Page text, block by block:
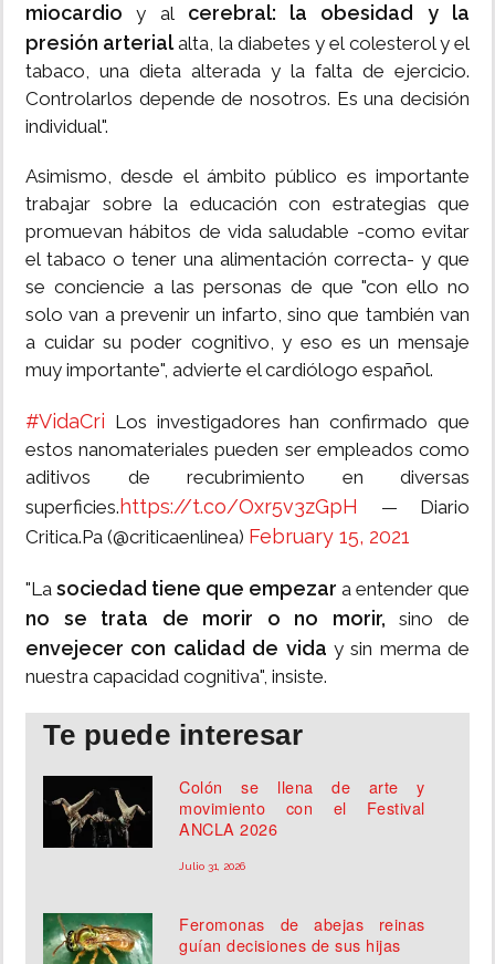
miocardio y al cerebral: la obesidad y la
presión arterialalta, la diabetes y el colesterol y el
tabaco, una dieta alterada y la falta de ejercicio.
Controlarlos depende de nosotros. Es una decisión
individual".
Asimismo, desde el ámbito público es importante
trabajar sobre la educación con estrategias que
promuevan hábitos de vida saludable -como evitar
el tabaco o tener una alimentación correcta- y que
se conciencie a las personas de que "con ello no
solo van a prevenir un infarto, sino que también van
a cuidar su poder cognitivo, y eso es un mensaje
muy importante", advierte el cardiólogo español.
#VidaCri Los investigadores han confirmado que
estos nanomateriales pueden ser empleados como
aditivos de recubrimiento en diversas
superficies. https://t.co/Oxr5v3zGpH — Diario
Critica.Pa (@criticaenlinea) February 15, 2021
"La sociedad tiene que empezar a entender que
no se trata de morir o no morir, sino de
envejecer con calidad de vida y sin merma de
nuestra capacidad cognitiva", insiste.
Te puede interesar
Colón se llena de arte y
movimiento con el Festival
ANCLA 2026
Julio 31, 2026
Feromonas de abejas reinas
guían decisiones de sus hijas